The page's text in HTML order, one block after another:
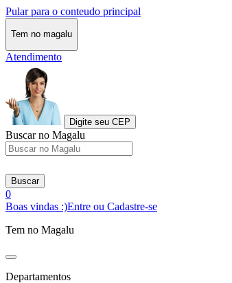
Pular para o conteudo principal
Tem no magalu
Atendimento
Digite seu CEP
Buscar no Magalu
Buscar
0
Boas vindas :)Entre ou Cadastre-se
Tem no Magalu
Departamentos